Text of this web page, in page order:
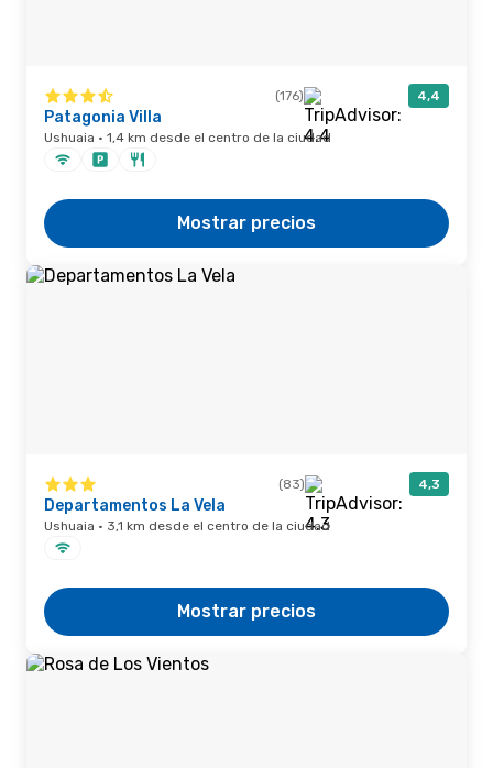
(176) 4,4
Patagonia Villa
Ushuaia · 1,4 km desde el centro de la ciudad
Mostrar precios
(83) 4,3
Departamentos La Vela
Ushuaia · 3,1 km desde el centro de la ciudad
Mostrar precios